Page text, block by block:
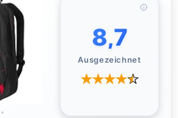
8,7
Ausgezeichnet